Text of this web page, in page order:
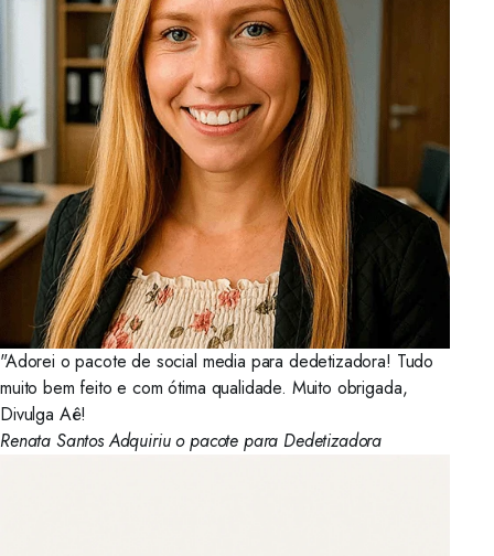
"Adorei o pacote de social media para dedetizadora! Tudo
muito bem feito e com ótima qualidade. Muito obrigada,
Divulga Aê!
Renata SantosAdquiriu o pacote para Dedetizadora